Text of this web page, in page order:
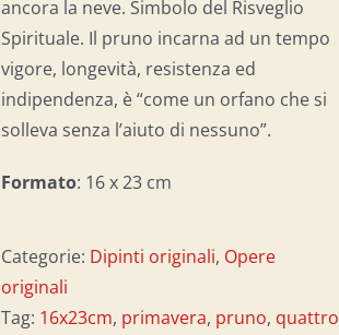
ancora la neve. Simbolo del Risveglio
Spirituale. Il pruno incarna ad un tempo
vigore, longevità, resistenza ed
indipendenza, è “come un orfano che si
solleva senza l’aiuto di nessuno”.
Formato: 16 x 23 cm
Categorie: Dipinti originali, Opere
originali
Tag: 16x23cm, primavera, pruno, quattro